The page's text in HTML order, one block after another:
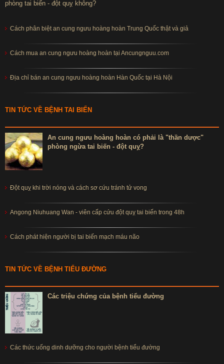
phòng tai biến - đột quỵ không?
Cách phân biệt an cung ngưu hoàng hoàn Trung Quốc thật và giả
Cách mua an cung ngưu hoàng hoàn tại Ancungnguu.com
Địa chỉ bán an cung ngưu hoàng hoàn Hàn Quốc tại Hà Nội
TIN TỨC VỀ BỆNH TAI BIẾN
An cung ngưu hoàng hoàn có phải là "thần dược"
phòng ngừa tai biến - đột quỵ?
Đột quỵ khi trời nóng và cách sơ cứu tránh tử vong
Angong Niuhuang Wan - viên cấp cứu đột quỵ tai biến trong 48h
Cách phát hiện người bị tai biến mạch máu não
TIN TỨC VỀ BỆNH TIỂU ĐƯỜNG
Các triệu chứng của bệnh tiểu đường
Các thức uống dinh dưỡng cho người bệnh tiểu đường